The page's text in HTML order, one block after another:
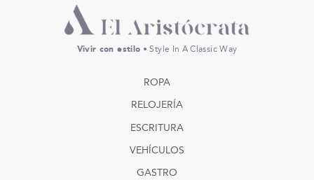
Vivir con estilo • Style In A Classic Way
ROPA
RELOJERÍA
ESCRITURA
VEHÍCULOS
GASTRO